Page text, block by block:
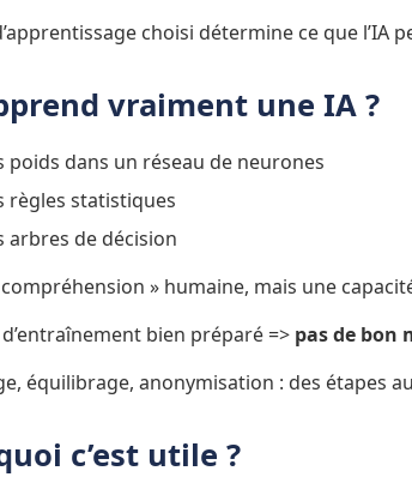
choisi détermine ce que l’IA
vraiment une IA ?
poids dans un réseau de neurones
règles statistiques
arbres de décision
compréhension » humaine, mais une
bien préparé => pas de bon
équilibrage, anonymisation : des étapes
c’est utile ?